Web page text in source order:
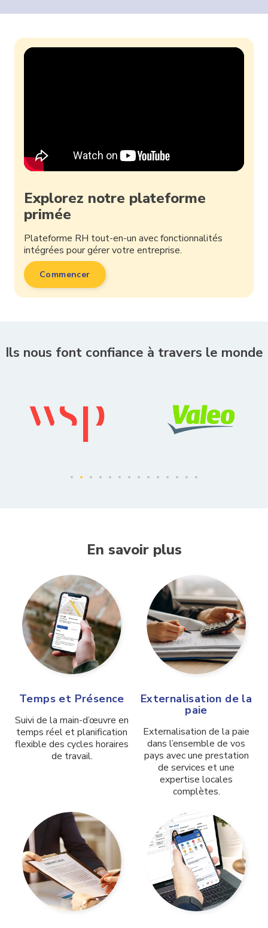
Explorez notre plateforme
primée
Plateforme RH tout-en-un avec fonctionnalités
intégrées pour gérer votre entreprise.
Commencer
Ils nous font confiance à travers le monde
En savoir plus
Temps et Présence
Suivi de la main-d’œuvre en
temps réel et planification
flexible des cycles horaires
de travail.
Externalisation de la
paie
Externalisation de la paie
dans l’ensemble de vos
pays avec une prestation
de services et une
expertise locales
complètes.